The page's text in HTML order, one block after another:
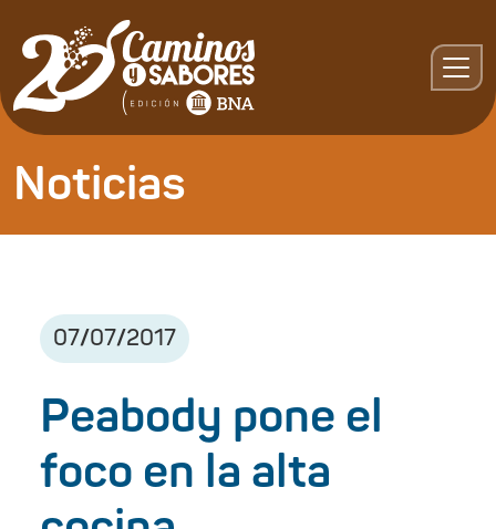
Noticias
07/07/2017
Peabody pone el
foco en la alta